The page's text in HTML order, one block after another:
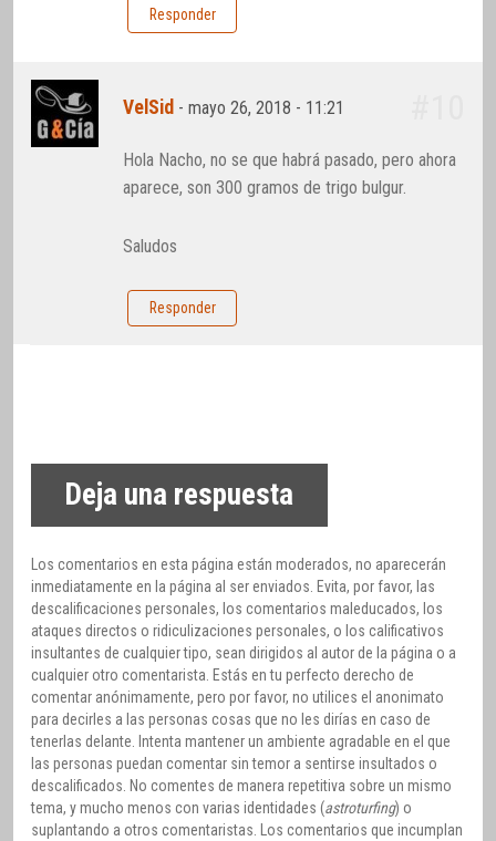
Responder
VelSid -mayo 26, 2018 - 11:21
Hola Nacho, no se que habrá pasado, pero ahora
aparece, son 300 gramos de trigo bulgur.
Saludos
Responder
Deja una respuesta
Los comentarios en esta página están moderados, no aparecerán
inmediatamente en la página al ser enviados. Evita, por favor, las
descalificaciones personales, los comentarios maleducados, los
ataques directos o ridiculizaciones personales, o los calificativos
insultantes de cualquier tipo, sean dirigidos al autor de la página o a
cualquier otro comentarista. Estás en tu perfecto derecho de
comentar anónimamente, pero por favor, no utilices el anonimato
para decirles a las personas cosas que no les dirías en caso de
tenerlas delante. Intenta mantener un ambiente agradable en el que
las personas puedan comentar sin temor a sentirse insultados o
descalificados. No comentes de manera repetitiva sobre un mismo
tema, y mucho menos con varias identidades (astroturfing) o
suplantando a otros comentaristas. Los comentarios que incumplan